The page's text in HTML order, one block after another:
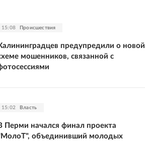
15:08 Происшествия
предупредили о новой
мошенников, связанной с
15:02 Власть
Перми начался финал проекта
объединивший молодых